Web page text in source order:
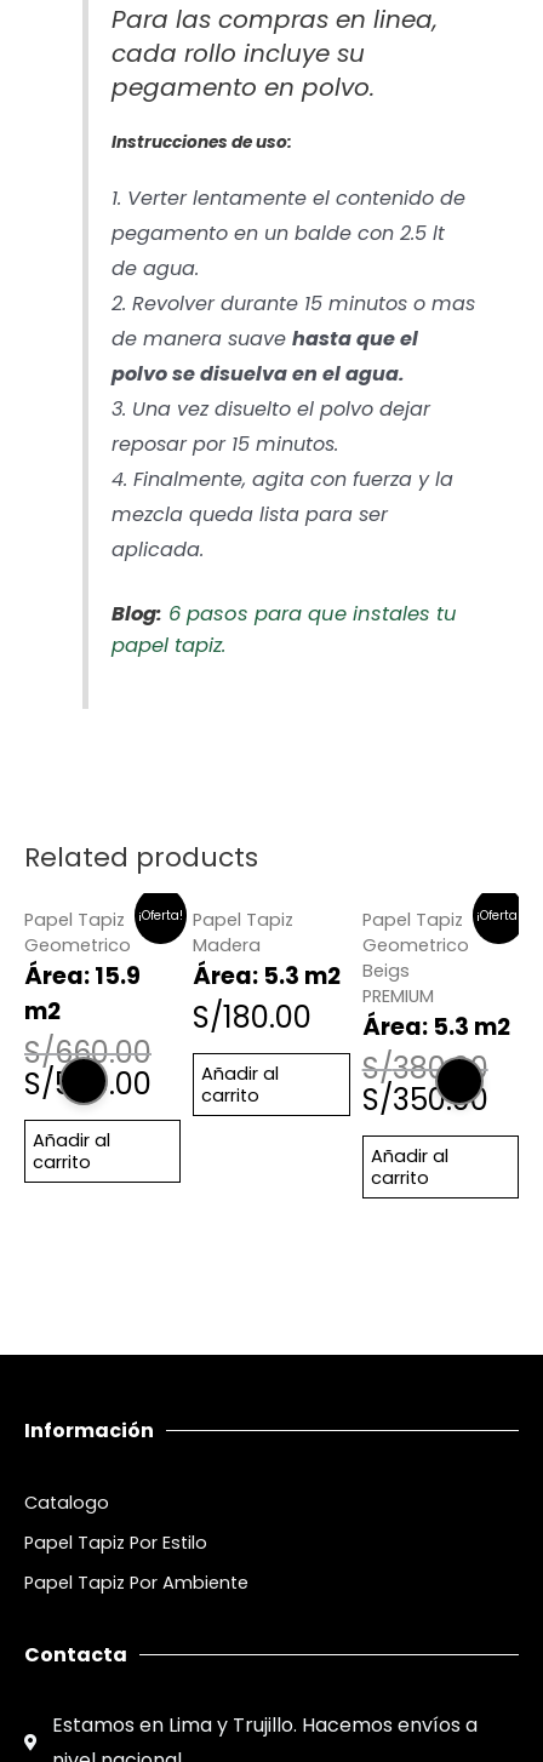
Para las compras en linea,
cada rollo incluye su
pegamento en polvo.
Instrucciones de uso:
1. Verter lentamente el contenido de
pegamento en un balde con 2.5 lt
de agua.
2. Revolver durante 15 minutos o mas
de manera suavehasta que el
polvo se disuelva en el agua.
3. Una vez disuelto el polvo dejar
reposar por 15 minutos.
4. Finalmente, agita con fuerza y la
mezcla queda lista para ser
aplicada.
Blog: 6 pasos para que instales tu
papel tapiz.
Related products
¡Oferta!
Papel Tapiz
Geometrico
Área: 15.9
m2
S/660.00
S/560.00
Añadir al
carrito
Papel Tapiz
Madera
Área: 5.3 m2
S/180.00
Añadir al
carrito
¡Oferta!
Papel Tapiz
Geometrico
Beigs
PREMIUM
Área: 5.3 m2
S/380.00
S/350.00
Añadir al
carrito
Información
Catalogo
Papel Tapiz Por Estilo
Papel Tapiz Por Ambiente
Contacta
Estamos en Lima y Trujillo. Hacemos envíos a